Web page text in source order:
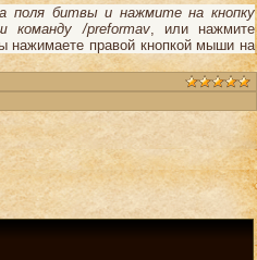
поля битвы и нажмите на кнопку
команду /preformav, или нажмите
нажимаете правой кнопкой мыши на